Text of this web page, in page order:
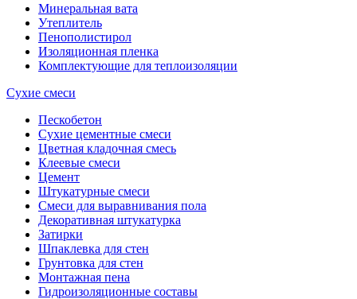
Минеральная вата
Утеплитель
Пенополистирол
Изоляционная пленка
Комплектующие для теплоизоляции
Сухие смеси
Пескобетон
Сухие цементные смеси
Цветная кладочная смесь
Клеевые смеси
Цемент
Штукатурные смеси
Смеси для выравнивания пола
Декоративная штукатурка
Затирки
Шпаклевка для стен
Грунтовка для стен
Монтажная пена
Гидроизоляционные составы